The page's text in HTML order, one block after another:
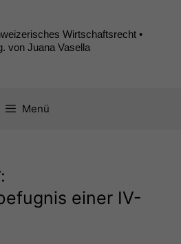
Wirtschaftsrecht •
von Juana Vasella
Menü
einer IV-